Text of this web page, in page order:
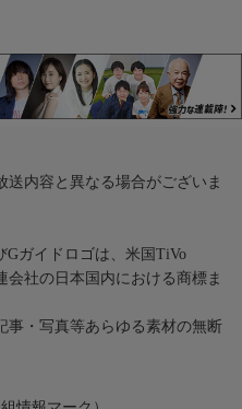
送内容と異なる場合がございま
Gガイドロゴは、米国TiVo
会社の日本国内における商標ま
事・写真等あらゆる素材の無断